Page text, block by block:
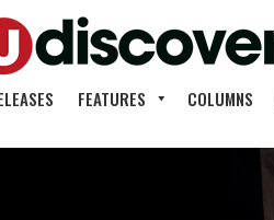
FEATURES COLUMNS